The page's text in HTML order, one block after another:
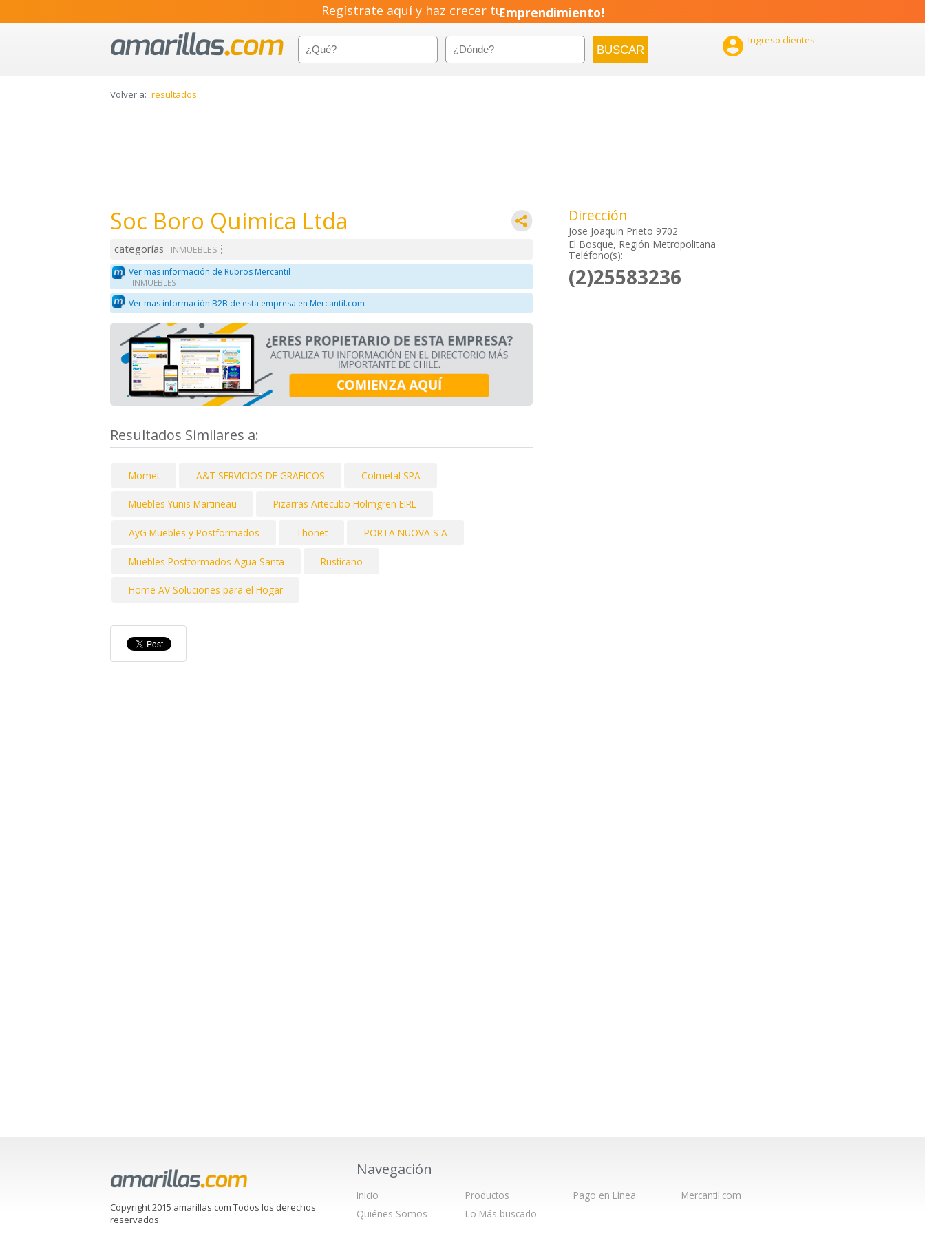
Regístrate aquí y haz crecer tuEmprendimiento!
 Ingreso clientes
Volver a: resultados
Soc Boro Quimica Ltda
categorías
INMUEBLES
Ver mas información de Rubros Mercantil
INMUEBLES
Ver mas información B2B de esta empresa en Mercantil.com
Resultados Similares a:
Momet A&T SERVICIOS DE GRAFICOS Colmetal SPA
Muebles Yunis Martineau Pizarras Artecubo Holmgren EIRL
AyG Muebles y Postformados Thonet PORTA NUOVA S A
Muebles Postformados Agua Santa Rusticano
Home AV Soluciones para el Hogar
Dirección
Jose Joaquin Prieto 9702
El Bosque, Región Metropolitana
Teléfono(s):
(2)25583236
Copyright 2015 amarillas.com Todos los derechos
reservados.
Navegación
Inicio
Quiénes Somos
Productos
Lo Más buscado
Pago en Línea Mercantil.com